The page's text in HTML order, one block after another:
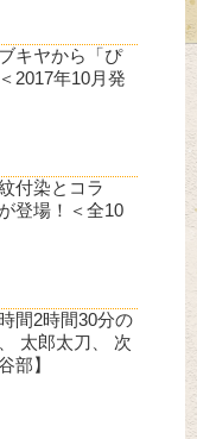
キヤから「ぴ
2017年10月発
付染とコラ
登場！＜全10
間2時間30分の
太郎太刀、 次
部】